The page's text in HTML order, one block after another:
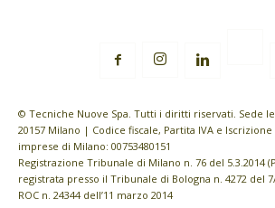
© Tecniche Nuove Spa. Tutti i diritti riservati. Sede
20157 Milano | Codice fiscale, Partita IVA e
imprese di Milano: 00753480151
Registrazione Tribunale di Milano n. 76 del 5.3.2014
registrata presso il Tribunale di Bologna n. 4272 del
ROC n. 24344 dell’11 marzo 2014